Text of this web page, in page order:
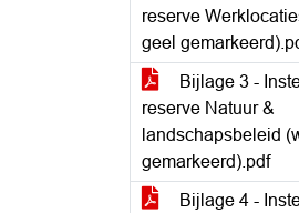
reserve
geel
Bijlage 3 -
reserve Natuur &
landschapsbeleid
gemarkeerd).pdf
Bijlage 4 -